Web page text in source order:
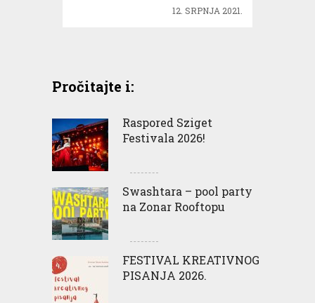
12. SRPNJA 2021.
Pročitajte i:
Raspored Sziget
Festivala 2026!
Swashtara – pool party
na Zonar Rooftopu
FESTIVAL KREATIVNOG
PISANJA 2026.